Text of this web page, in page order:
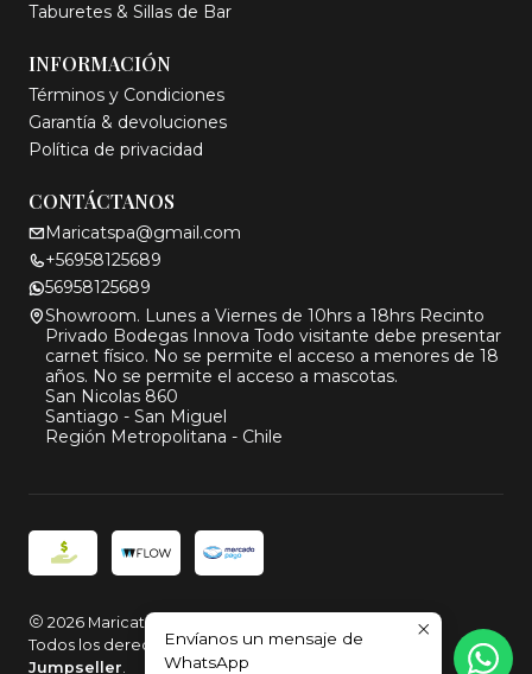
Taburetes & Sillas de Bar
INFORMACIÓN
Términos y Condiciones
Garantía & devoluciones
Política de privacidad
CONTÁCTANOS
Maricatspa@gmail.com
+56958125689
56958125689
Showroom. Lunes a Viernes de 10hrs a 18hrs Recinto
Privado Bodegas Innova Todo visitante debe presentar
carnet físico. No se permite el acceso a menores de 18
años. No se permite el acceso a mascotas.
San Nicolas 860
Santiago - San Miguel
Región Metropolitana - Chile
2026 Maricat.
Todos los derechos reservados. Desarrollado por
Jumpseller
Envíanos un mensaje de
WhatsApp